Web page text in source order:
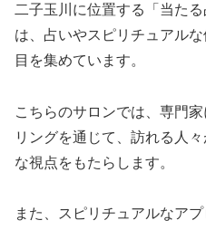
二子玉川に位置する「当た
は、占いやスピリチュアル
目を集めています。
こちらのサロンでは、専門
リングを通じて、訪れる人
な視点をもたらします。
また、スピリチュアルなア